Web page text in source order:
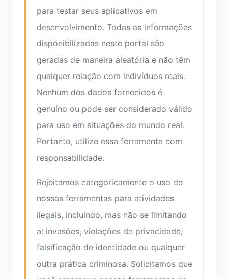
para testar seus aplicativos em
desenvolvimento. Todas as informações
disponibilizadas neste portal são
geradas de maneira aleatória e não têm
qualquer relação com indivíduos reais.
Nenhum dos dados fornecidos é
genuíno ou pode ser considerado válido
para uso em situações do mundo real.
Portanto, utilize essa ferramenta com
responsabilidade.
Rejeitamos categoricamente o uso de
nossas ferramentas para atividades
ilegais, incluindo, mas não se limitando
a: invasões, violações de privacidade,
falsificação de identidade ou qualquer
outra prática criminosa. Solicitamos que